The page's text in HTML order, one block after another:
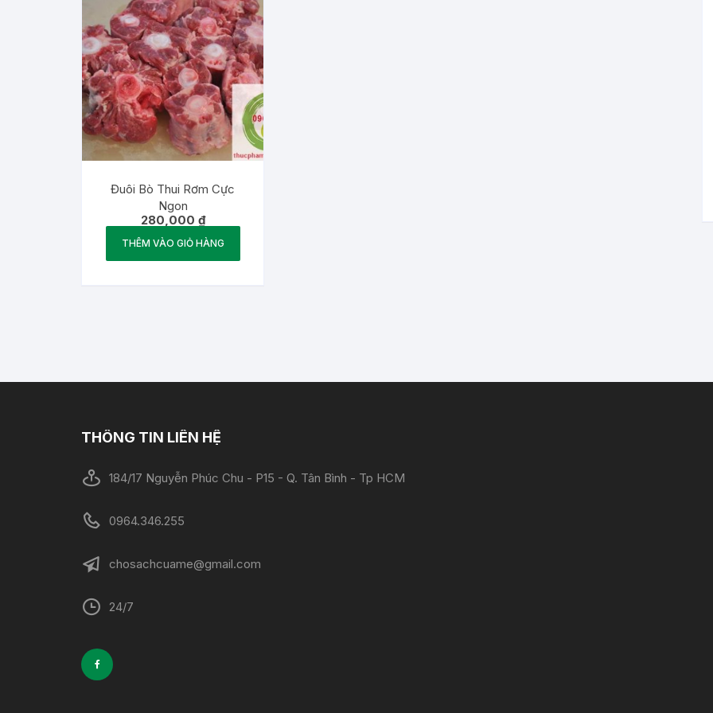
Đuôi Bò Thui Rơm Cực
Ngon
280,000 ₫
THÊM VÀO GIỎ HÀNG
THÔNG TIN LIÊN HỆ
184/17 Nguyễn Phúc Chu - P15 - Q. Tân Bình - Tp HCM
0964.346.255
chosachcuame@gmail.com
24/7